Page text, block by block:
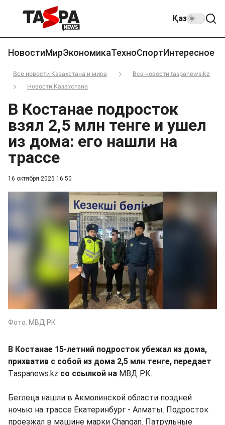
Қаз
НовостиМирЭкономикаТехноСпортИнтересное
Все новости Казахстана и мира
Все новости taspanews.kz
Новости Казахстана
16 октября 2025 16:50
В Костанае подросток
взял 2,5 млн тенге и ушел
из дома: его нашли на
трассе
Фото: МВД РК
В Костанае 15-летний подросток убежал из дома,
прихватив с собой из дома 2,5 млн тенге, передает
Тaspanews.kz со ссылкой на МВД РК.
Беглеца нашли в Акмолинской области поздней
ночью на трассе Екатеринбург - Алматы. Подросток
проезжал в машине марки Changan. Патрульные